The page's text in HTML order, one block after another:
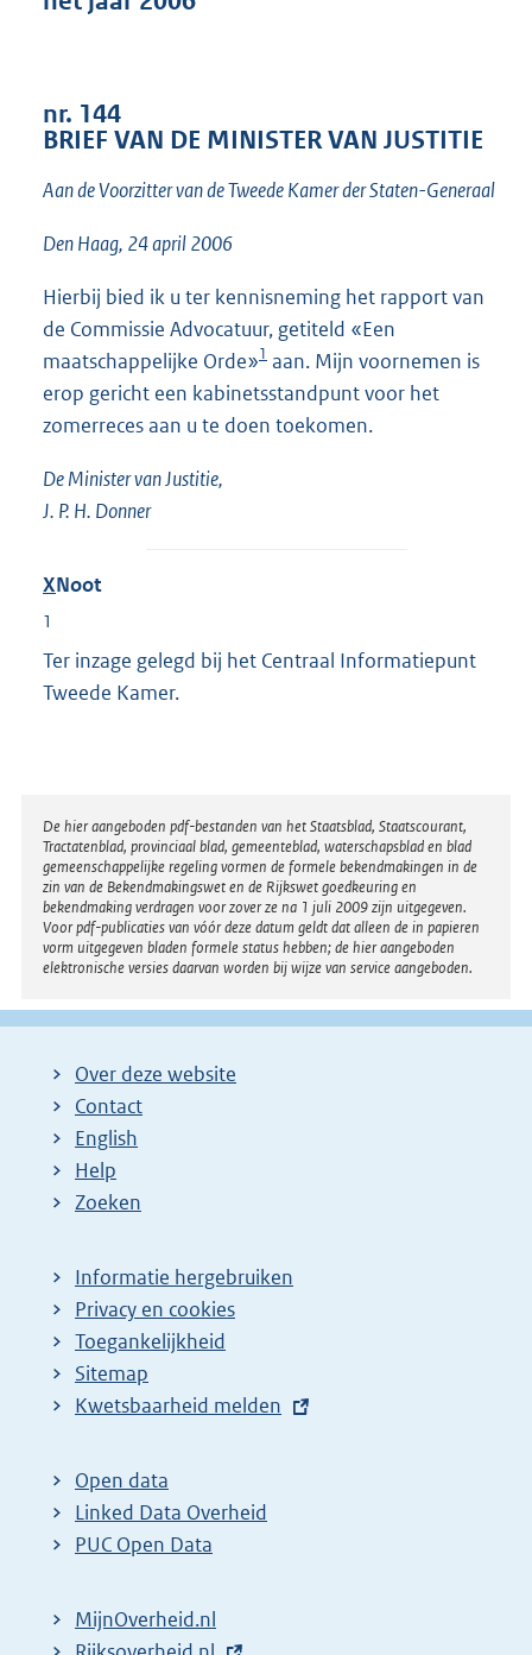
:
4
nr. 144
BRIEF VAN DE MINISTER VAN JUSTITIE
Aan de Voorzitter van de Tweede Kamer der Staten-Generaal
Den Haag, 24 april 2006
Hierbij bied ik u ter kennisneming het rapport van
de Commissie Advocatuur, getiteld «Een
maatschappelijke Orde»1 aan. Mijn voornemen is
erop gericht een kabinetsstandpunt voor het
zomerreces aan u te doen toekomen.
De Minister van Justitie,
J. P. H. Donner
XNoot
1
Ter inzage gelegd bij het Centraal Informatiepunt
Tweede Kamer.
Disclaimer
De hier aangeboden pdf-bestanden van het Staatsblad, Staatscourant,
Tractatenblad, provinciaal blad, gemeenteblad, waterschapsblad en blad
gemeenschappelijke regeling vormen de formele bekendmakingen in de
zin van de Bekendmakingswet en de Rijkswet goedkeuring en
bekendmaking verdragen voor zover ze na 1 juli 2009 zijn uitgegeven.
Voor pdf-publicaties van vóór deze datum geldt dat alleen de in papieren
vorm uitgegeven bladen formele status hebben; de hier aangeboden
elektronische versies daarvan worden bij wijze van service aangeboden.
Over deze website
Contact
English
Help
Zoeken
Informatie hergebruiken
Privacy en cookies
Toegankelijkheid
Sitemap
E
t
e
r
l
Kwetsbaarheid melden
Open data
Linked Data Overheid
PUC Open Data
MijnOverheid.nl